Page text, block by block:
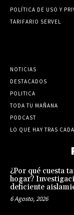
POLÍTICA DE USO Y
TARIFARIO SERVEL
NOTICIAS
DESTACADOS
POLITICA
TODA TU MAÑANA
PODCAST
LO QUE HAY TRAS
¿Por qué cuesta
hogar?
deficiente
6 Agosto, 2026